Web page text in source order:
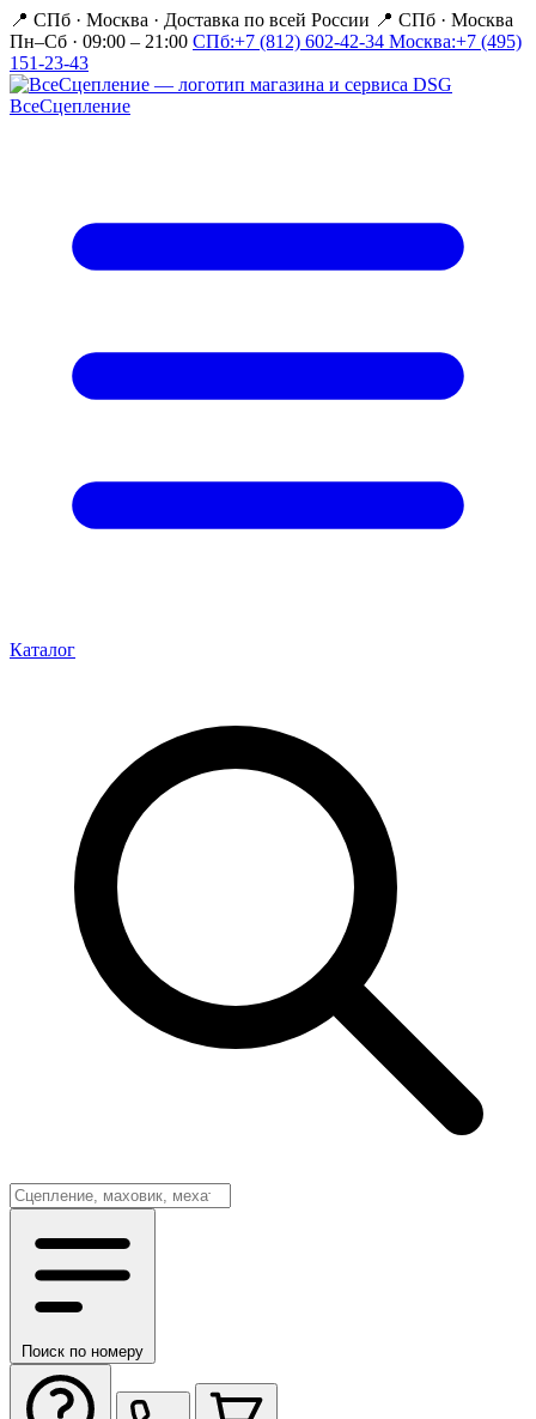
📍 СПб · Москва · Доставка по всей России 📍 СПб · Москва
Пн–Сб · 09:00 – 21:00 СПб:+7 (812) 602-42-34 Москва:+7 (495)
151-23-43
ВсеСцепление
Каталог
Поиск по номеру